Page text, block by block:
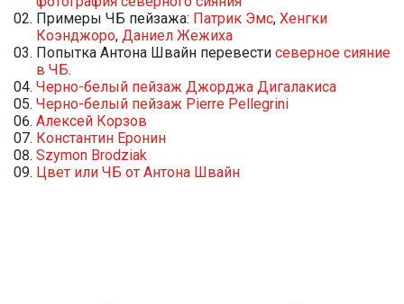
Примеры ЧБ пейзажа: Патрик Эмс, Хенгки
Коэнджоро, Даниел Жежиха
Попытка Антона Швайн перевести северное сияние
в ЧБ.
Черно-белый пейзаж Джорджа Дигалакиса
Черно-белый пейзаж Pierre Pellegrini
Алексей Корзов
Константин Еронин
Szymon Brodziak
Цвет или ЧБ от Антона Швайн